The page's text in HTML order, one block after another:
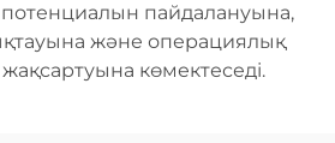
пайдалануына,
және операциялық
жақсартуына көмектеседі.